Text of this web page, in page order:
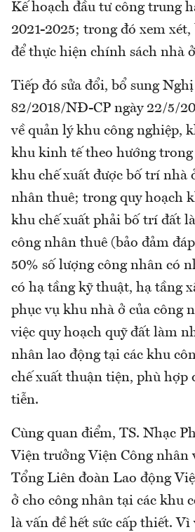
Kế hoạch đầu tư công trung
2021-2025; trong đó xem
để thực hiện chính sách nhà
Tiếp đó sửa đổi, bổ sung
82/2018/NĐ-CP ngày 22/5/
về quản lý khu công nghiệp,
khu kinh tế theo hướng
khu chế xuất được bố trí nhà
nhân thuê; trong quy hoạch
khu chế xuất phải bố trí đất
công nhân thuê (bảo đảm
50% số lượng công nhân có
có hạ tầng kỹ thuật, hạ tầng
phục vụ khu nhà ở của công
việc quy hoạch quỹ đất làm
nhân lao động tại các khu
chế xuất thuận tiện, phù hợp
tiễn.
Cùng quan điểm, TS. Nhạc
Viện trưởng Viện Công nhân
Tổng Liên đoàn Lao động
ở cho công nhân tại các khu
là vấn đề hết sức cấp thiết.